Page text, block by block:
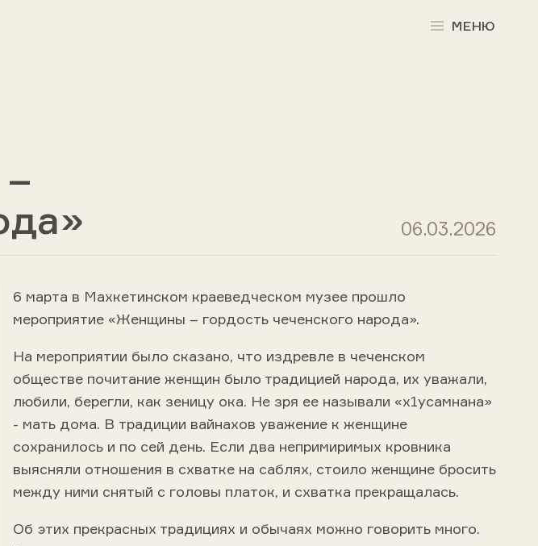
МЕНЮ
06.03.2026
6 марта в Махкетинском краеведческом музее прошло
мероприятие «Женщины – гордость чеченского народа».
На мероприятии было сказано, что издревле в чеченском
обществе почитание женщин было традицией народа, их уважали,
любили, берегли, как зеницу ока. Не зря ее называли «х1усамнана»
- мать дома. В традиции вайнахов уважение к женщине
сохранилось и по сей день. Если два непримиримых кровника
выясняли отношения в схватке на саблях, стоило женщине бросить
между ними снятый с головы платок, и схватка прекращалась.
Об этих прекрасных традициях и обычаях можно говорить много.